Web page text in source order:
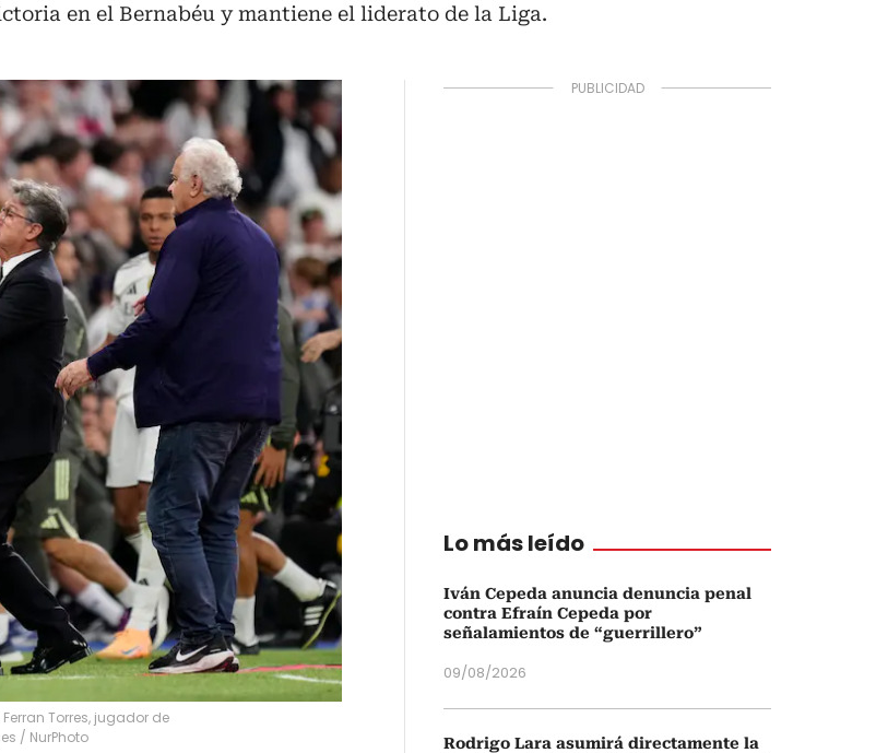
en el Bernabéu y mantiene el liderato de la Liga.
Torres, jugador de
/ NurPhoto
Lo más leído
Iván Cepeda anuncia denuncia penal
contra Efraín Cepeda por
señalamientos de “guerrillero”
09/08/2026
Rodrigo Lara asumirá directamente la